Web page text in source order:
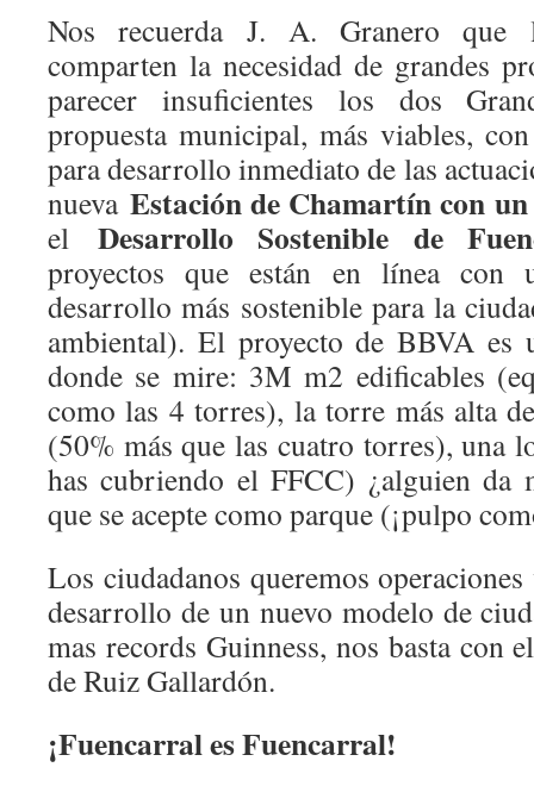
Nos recuerda J. A. Granero que
comparten la necesidad de grandes
parecer insuficientes los dos
propuesta municipal, más viables,
para desarrollo inmediato de las
nuevaEstación de Chamartín con
el Desarrollo Sostenible de
proyectos que están en línea con
desarrollo más sostenible para la
ambiental). El proyecto de BBVA es
donde se mire: 3M m2 edificables
como las 4 torres), la torre más alta
(50% más que las cuatro torres), una
has cubriendo el FFCC) ¿alguien da
que se acepte como parque (¡pulpo
Los ciudadanos queremos
desarrollo de un nuevo modelo de
mas records Guinness, nos basta con
de Ruiz Gallardón.
¡Fuencarral es Fuencarral!